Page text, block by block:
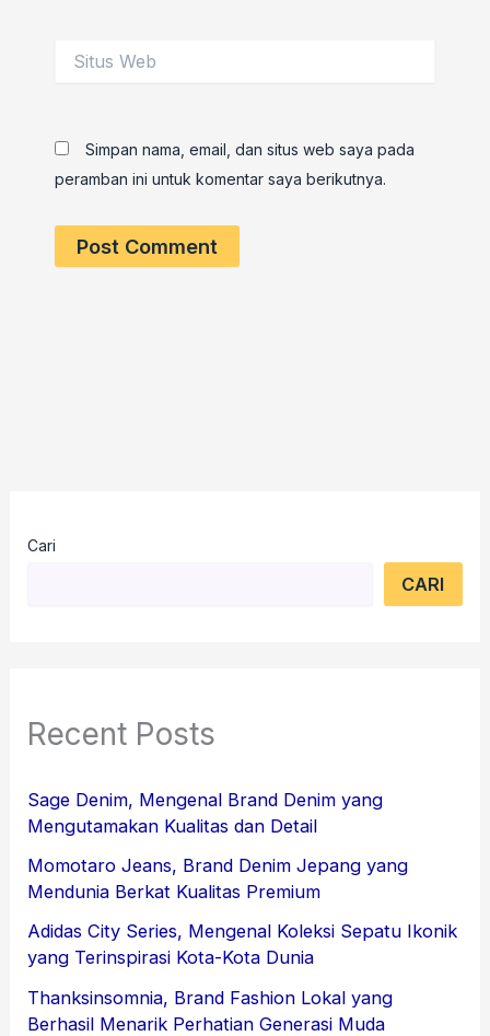
Web
Simpan nama, email, dan situs web saya pada
peramban ini untuk komentar saya berikutnya.
Cari
CARI
Recent Posts
Sage Denim, Mengenal Brand Denim yang
Mengutamakan Kualitas dan Detail
Momotaro Jeans, Brand Denim Jepang yang
Mendunia Berkat Kualitas Premium
Adidas City Series, Mengenal Koleksi Sepatu Ikonik
yang Terinspirasi Kota-Kota Dunia
Thanksinsomnia, Brand Fashion Lokal yang
Berhasil Menarik Perhatian Generasi Muda